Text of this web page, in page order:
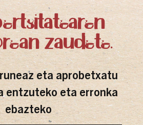
zaudete.
eta aprobetxatu
entzuteko eta erronka
ebazteko